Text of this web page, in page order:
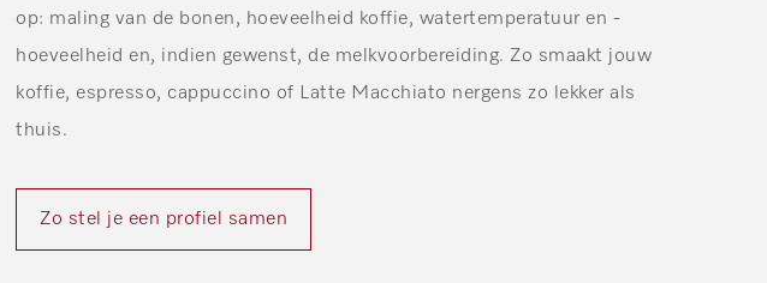
op: maling van de bonen, hoeveelheid koffie, watertemperatuur en -
hoeveelheid en, indien gewenst, de melkvoorbereiding. Zo smaakt jouw
koffie, espresso, cappuccino of Latte Macchiato nergens zo lekker als
thuis.
Zo stel je een profiel samen